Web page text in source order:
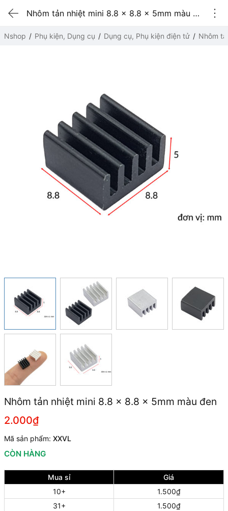
Nhôm tản nhiệt mini 8.8 x 8.8 x 5mm màu đen
Nshop Phụ kiện, Dụng cụ Dụng cụ, Phụ kiện điện tử Nhôm
Nhôm tản nhiệt mini 8.8 x 8.8 x 5mm màu đen
2.000₫
Mã sản phẩm: XXVL
CÒN HÀNG
Mua sỉ
Giá
10+
1.500₫
31+
1.500₫